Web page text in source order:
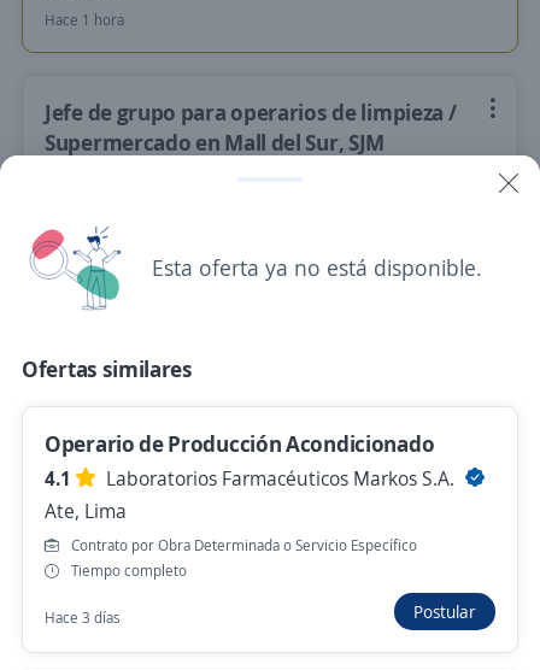
Hace 1 hora
Jefe de grupo para operarios de limpieza /
Supermercado en Mall del Sur, SJM
S/. 1.742,00 (Mensual)
Hace 19 minutos
Se precisa Urgente
Turno Fijo
4,2
GRUPO FENCRI
Lince, Lima
S/. 1.130,00 (Mensual)
Esta oferta ya no está disponible.
Ofertas similares
Operario de Producción Acondicionado
4.1
Laboratorios Farmacéuticos Markos S.A.
Ate, Lima
Contrato por Obra Determinada o Servicio Específico
Tiempo completo
Hace 3 días Postular